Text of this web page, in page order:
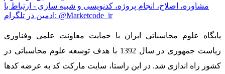
مشاوره، اصلاح، انجام پروژه، کدنویسی و شبیه سازی - ارتباط با
ادمین در تلگرام: @Marketcode_ir
پایگاه علوم محاسباتی ایران با حمایت معاونت علمی وفناوری
ریاست جمهوری در سال 1392 با هدف توسعه علوم محاسباتی در
کشور راه اندازی شد. در این راستا، سایت مارکت کد به عرضه کدها